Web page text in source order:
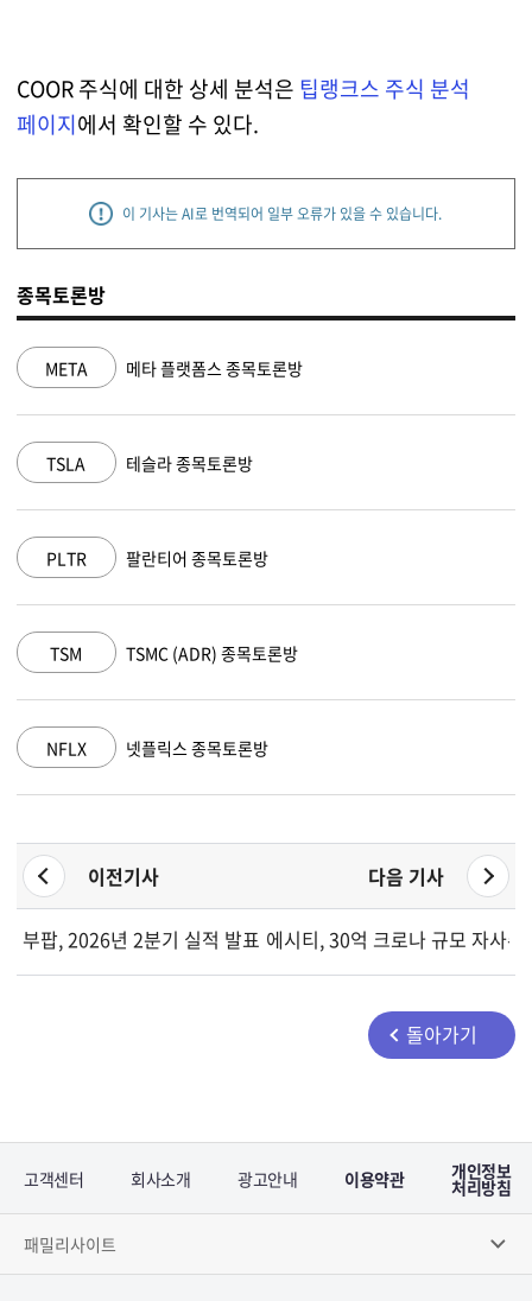
COOR 주식에 대한 상세 분석은 팁랭크스 주식 분석
페이지에서 확인할 수 있다.
이 기사는 AI로 번역되어 일부 오류가 있을 수 있습니다.
종목토론방
NVDA 엔비디아 종목토론방
MSFT 마이크로소프트 종목토론방
AAPL 애플 종목토론방
AMZN 아마존 닷컴 종목토론방
GOOGL 알파벳 A 종목토론방
이전기사 다음 기사
부팝, 2026년 2분기 실적 발표 및 투자자 콜 일정 공개
에시티, 30억 크로나 규모 자사
돌아가기
고객센터 회사소개 광고안내 이용약관 개인정보
처리방침
패밀리사이트